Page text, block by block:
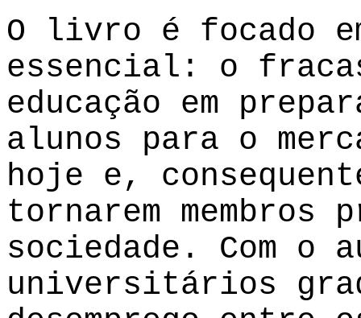
O livro é focado
essencial: o
educação em
alunos para o
hoje e,
tornarem membros
sociedade. Com o
universitários